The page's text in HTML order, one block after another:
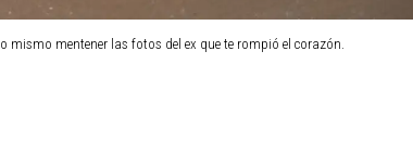
mismo mentener las fotos del ex que te rompió el corazón.